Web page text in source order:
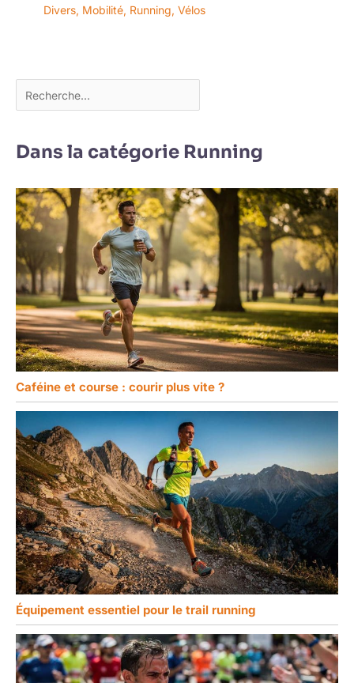
Divers, Mobilité, Running, Vélos
Dans la catégorie Running
Caféine et course : courir plus vite ?
Équipement essentiel pour le trail running